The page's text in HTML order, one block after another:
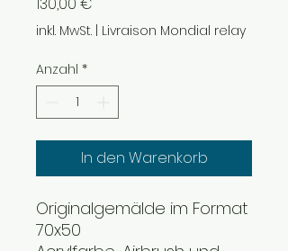
inkl. MwSt. Livraison Mondial relay
Anzahl *
In den Warenkorb
Originalgemälde im Format
70x50